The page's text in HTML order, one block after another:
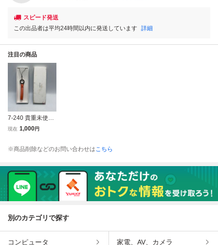
スピード発送
この出品者は平均24時間以内に発送しています 詳細
注目の商品
7-240 貴重未使用
ZARD オレンジレ
現在 1,000円
※商品削除などのお問い合わせはこちら
別のカテゴリで探す
コンピュータ 家電、AV、カメラ